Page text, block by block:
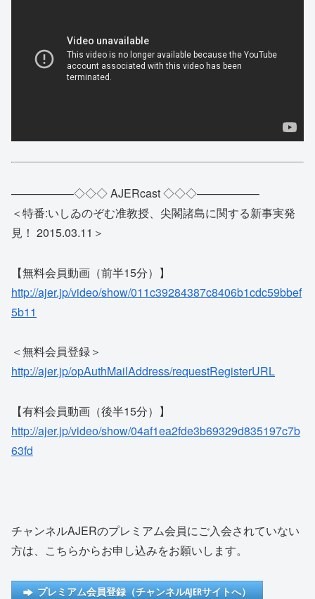
—————–◇◇◇ AJERcast ◇◇◇—————–
＜特番:いしゐのぞむ准教授、尖閣諸島に関する新事実発
見！ 2015.03.11＞
【無料会員動画（前半15分）】
http://ajer.jp/video/show/011c39284387c8406b1cdc59bbef
5b11
＜無料会員登録＞
http://ajer.jp/opAuthMailAddress/requestRegisterURL
【有料会員動画（後半15分）】
http://ajer.jp/video/show/04af1ea2fde3b69329d835197c7b
63fd
チャンネルAJERのプレミアム会員にご入会されていない
方は、こちらからお申し込みをお願いします。
プレミアム会員登録（チャンネルAJERサイトへ）